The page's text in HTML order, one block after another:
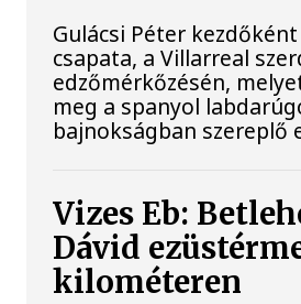
Gulácsi Péter
csapata, a Villarreal
edzőmérkőzésén,
meg a spanyol
bajnokságban szereplő
Vizes Eb:
Dávid
kilométeren